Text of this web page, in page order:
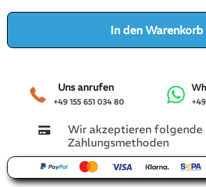
In den Warenkorb
+49 155 651 034 80
Uns anrufen
Wir akzeptieren folgende
Zahlungsmethoden